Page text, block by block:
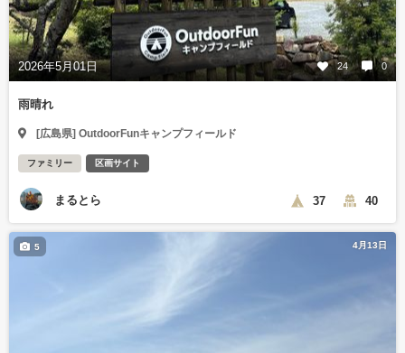
2026年5月01日 24 0
雨晴れ
[広島県] OutdoorFunキャンプフィールド
ファミリー 区画サイト
まるとら 37 40
4月13日
5